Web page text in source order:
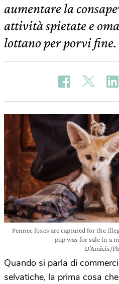
aumentare la
attività spietate e
lottano per porvi fine.
Fennec foxes are captured for the
pup was for sale in a
D’Amicis/
Quando si parla di
selvatiche, la prima cosa